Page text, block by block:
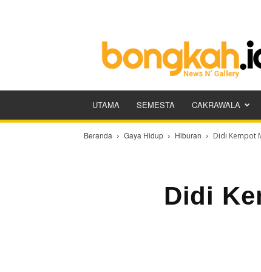
UTAMA SEMESTA CAKRAWALA
Beranda Gaya Hidup Hiburan Didi Kempot
Didi